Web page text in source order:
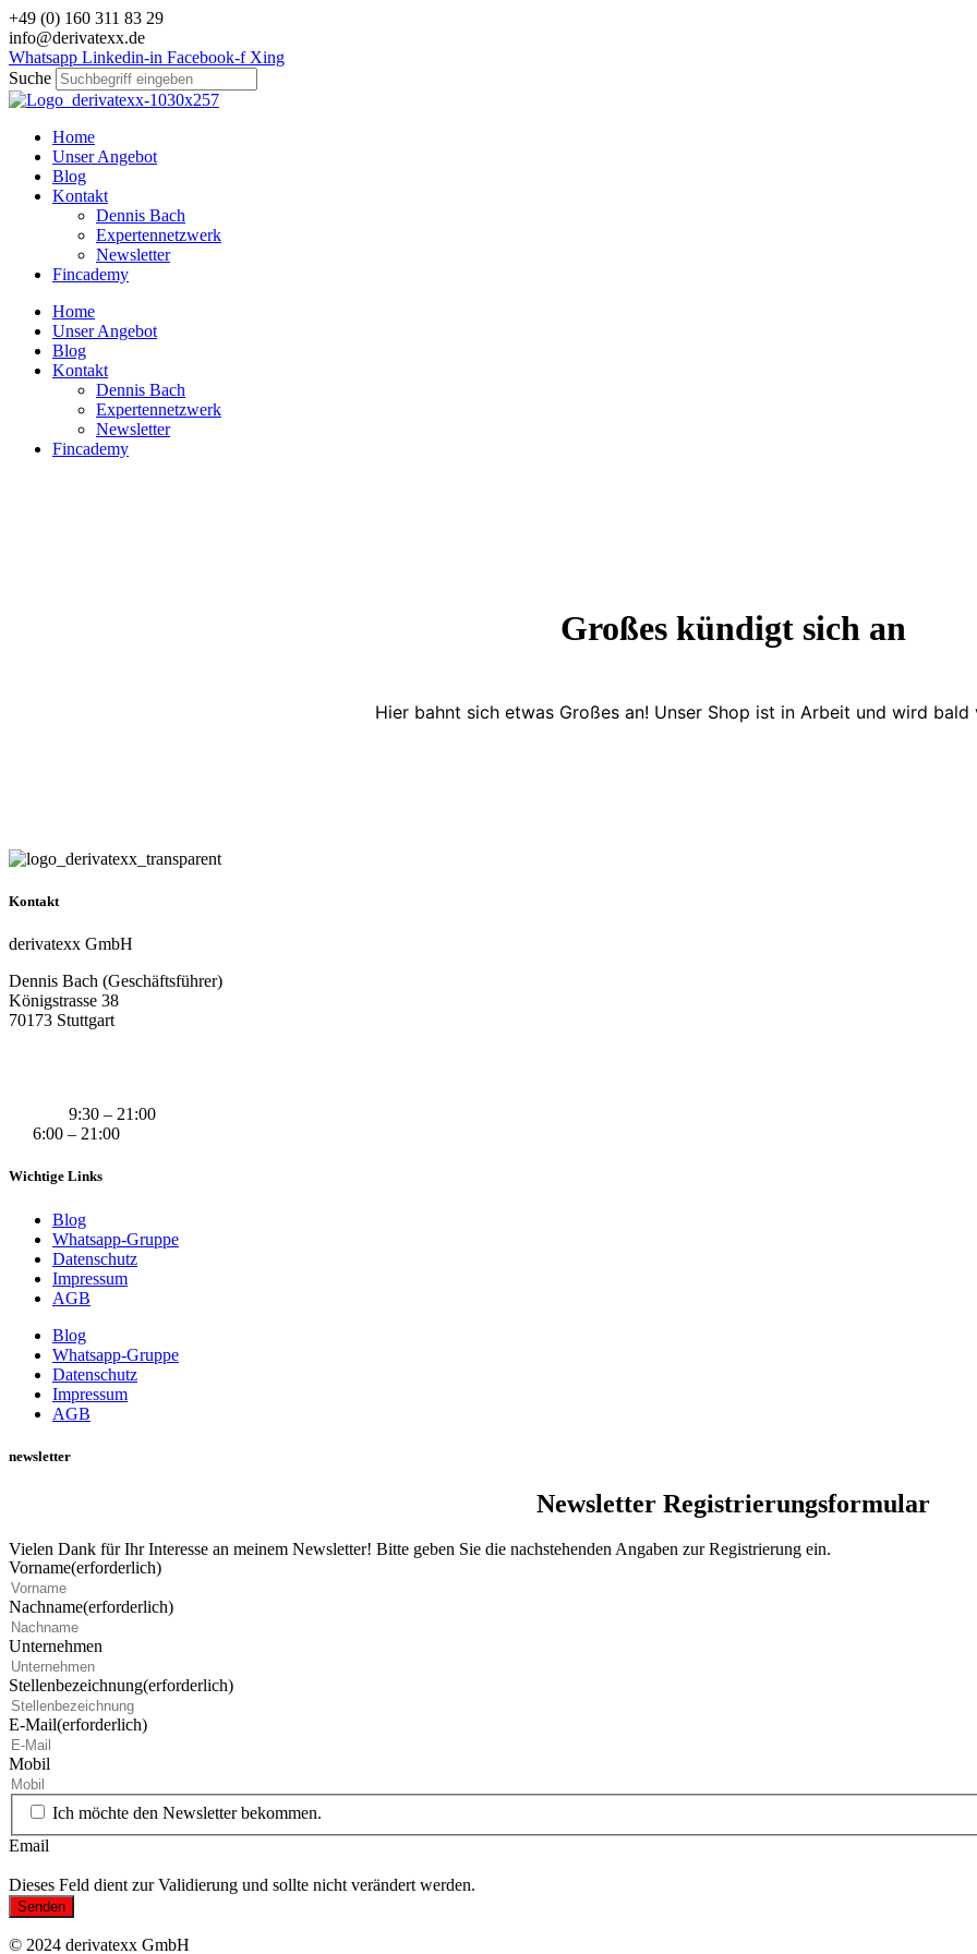
Zum
Inhalt
wechseln
+49 (0) 160 311 83 29
info@derivatexx.de
Whatsapp Linkedin-in Facebook-f Xing
Suche
Home
Unser Angebot
Blog
Kontakt
Dennis Bach
Expertennetzwerk
Newsletter
Fincademy
Home
Unser Angebot
Blog
Kontakt
Dennis Bach
Expertennetzwerk
Newsletter
Fincademy
Großes kündigt sich an
Hier bahnt sich etwas Großes an! Unser Shop ist in Arbeit und wird
Kontakt
derivatexx GmbH
Dennis Bach (Geschäftsführer)
Königstrasse 38
70173 Stuttgart
9:30 – 21:00
6:00 – 21:00
Wichtige Links
Blog
Whatsapp-Gruppe
Datenschutz
Impressum
AGB
Blog
Whatsapp-Gruppe
Datenschutz
Impressum
AGB
newsletter
Newsletter Registrierungsformular
Vielen Dank für Ihr Interesse an meinem Newsletter! Bitte geben Sie die nachstehenden Angaben zur Registrierung ein.
Vorname(erforderlich)
Nachname(erforderlich)
Unternehmen
Stellenbezeichnung(erforderlich)
E-Mail(erforderlich)
Mobil
Ich möchte den Newsletter bekommen.
Email
Dieses Feld dient zur Validierung und sollte nicht verändert werden.
© 2024 derivatexx GmbH